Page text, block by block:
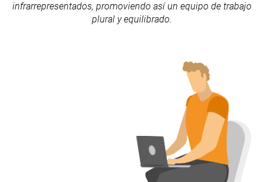
infrarrepresentados, promoviendo así un equipo de trabajo
plural y equilibrado.